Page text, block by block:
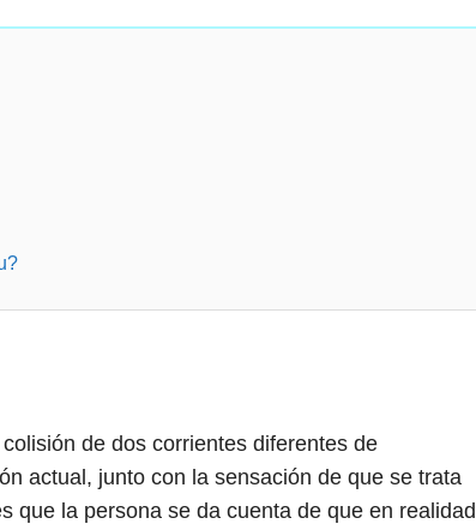
de dos corrientes diferentes de
actual, junto con la sensación de que se trata
que la persona se da cuenta de que en realidad